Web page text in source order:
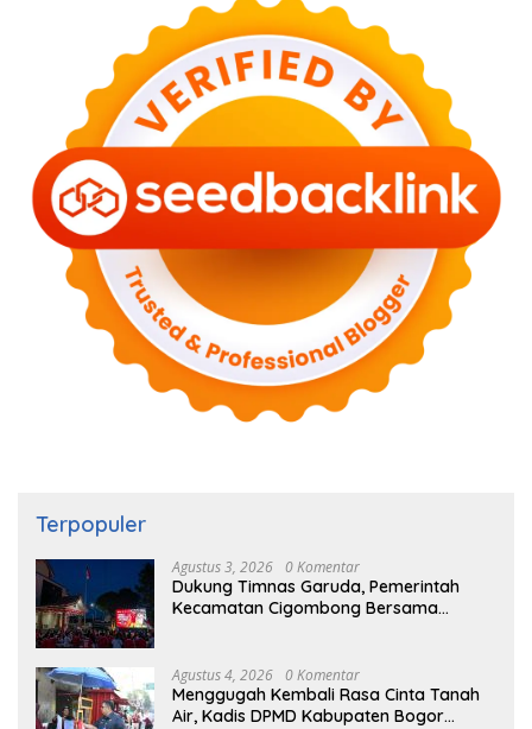
Terpopuler
Agustus 3, 2026 0 Komentar
Dukung Timnas Garuda, Pemerintah
Kecamatan Cigombong Bersama
Agustus 4, 2026 0 Komentar
Menggugah Kembali Rasa Cinta Tanah
Air, Kadis DPMD Kabupaten Bogor